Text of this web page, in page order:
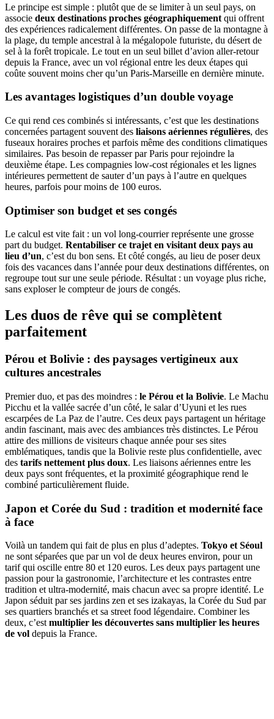
Le principe est simple : plutôt que de se limiter à un seul pays, on
associe deux destinations proches géographiquement qui offrent
des expériences radicalement différentes. On passe de la montagne à
la plage, du temple ancestral à la mégalopole futuriste, du désert de
sel à la forêt tropicale. Le tout en un seul billet d’avion aller-retour
depuis la France, avec un vol régional entre les deux étapes qui
coûte souvent moins cher qu’un Paris-Marseille en dernière minute.
Les avantages logistiques d’un double voyage
Ce qui rend ces combinés si intéressants, c’est que les destinations
concernées partagent souvent des liaisons aériennes régulières, des
fuseaux horaires proches et parfois même des conditions climatiques
similaires. Pas besoin de repasser par Paris pour rejoindre la
deuxième étape. Les compagnies low-cost régionales et les lignes
intérieures permettent de sauter d’un pays à l’autre en quelques
heures, parfois pour moins de 100 euros.
Optimiser son budget et ses congés
Le calcul est vite fait : un vol long-courrier représente une grosse
part du budget. Rentabiliser ce trajet en visitant deux pays au
lieu d’un, c’est du bon sens. Et côté congés, au lieu de poser deux
fois des vacances dans l’année pour deux destinations différentes, on
regroupe tout sur une seule période. Résultat : un voyage plus riche,
sans exploser le compteur de jours de congés.
Les duos de rêve qui se complètent
parfaitement
Pérou et Bolivie : des paysages vertigineux aux
cultures ancestrales
Premier duo, et pas des moindres : le Pérou et la Bolivie. Le Machu
Picchu et la vallée sacrée d’un côté, le salar d’Uyuni et les rues
escarpées de La Paz de l’autre. Ces deux pays partagent un héritage
andin fascinant, mais avec des ambiances très distinctes. Le Pérou
attire des millions de visiteurs chaque année pour ses sites
emblématiques, tandis que la Bolivie reste plus confidentielle, avec
des tarifs nettement plus doux. Les liaisons aériennes entre les
deux pays sont fréquentes, et la proximité géographique rend le
combiné particulièrement fluide.
Japon et Corée du Sud : tradition et modernité face
à face
Voilà un tandem qui fait de plus en plus d’adeptes. Tokyo et Séoul
ne sont séparées que par un vol de deux heures environ, pour un
tarif qui oscille entre 80 et 120 euros. Les deux pays partagent une
passion pour la gastronomie, l’architecture et les contrastes entre
tradition et ultra-modernité, mais chacun avec sa propre identité. Le
Japon séduit par ses jardins zen et ses izakayas, la Corée du Sud par
ses quartiers branchés et sa street food légendaire. Combiner les
deux, c’estmultiplier les découvertes sans multiplier les heures
de vol depuis la France.